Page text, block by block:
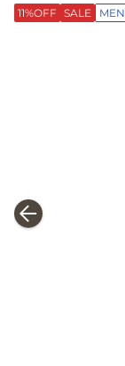
11%OFF SALE